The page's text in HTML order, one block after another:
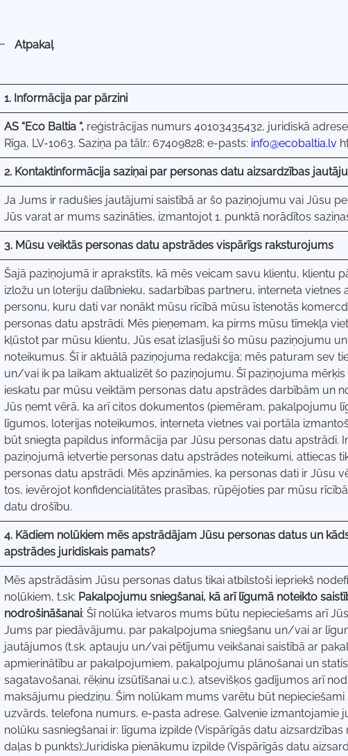
Atpakaļ
1. Informācija par pārzini
AS “Eco Baltia “, reģistrācijas numurs 40103435432, juridiskā
Rīga, LV-1063. Saziņa pa tālr.: 67409828; e-pasts: info@ecobaltia.lv
2. Kontaktinformācija saziņai par personas datu aizsardzības
Ja Jums ir radušies jautājumi saistībā ar šo paziņojumu vai Jūsu
Jūs varat ar mums sazināties, izmantojot 1. punktā norādītos
3. Mūsu veiktās personas datu apstrādes vispārīgs raksturojums
Šajā paziņojumā ir aprakstīts, kā mēs veicam savu klientu, klientu
izložu un loteriju dalībnieku, sadarbības partneru, interneta vietnes
personu, kuru dati var nonākt mūsu rīcībā mūsu īstenotās
personas datu apstrādi. Mēs pieņemam, ka pirms mūsu tīmekļa
kļūstot par mūsu klientu, Jūs esat izlasījuši šo mūsu paziņojumu
noteikumus. Šī ir aktuālā paziņojuma redakcija; mēs paturam sev
un/vai ik pa laikam aktualizēt šo paziņojumu. Šī paziņojuma
ieskatu par mūsu veiktām personas datu apstrādes darbībām un
Jūs ņemt vērā, ka arī citos dokumentos (piemēram, pakalpojumu
līgumos, loterijas noteikumos, interneta vietnes vai portāla
būt sniegta papildus informācija par Jūsu personas datu apstrādi.
paziņojumā ietvertie personas datu apstrādes noteikumi, attiecas
personas datu apstrādi. Mēs apzināmies, ka personas dati ir Jūsu
tos, ievērojot konfidencialitātes prasības, rūpējoties par mūsu
datu drošību.
4. Kādiem nolūkiem mēs apstrādājam Jūsu personas datus un
apstrādes juridiskais pamats?
Mēs apstrādāsim Jūsu personas datus tikai atbilstoši iepriekš
nolūkiem, t.sk: Pakalpojumu sniegšanai, kā arī līgumā noteikto
nodrošināšanai: Šī nolūka ietvaros mums būtu nepieciešams arī
Jums par piedāvājumu, par pakalpojuma sniegšanu un/vai ar
jautājumos (t.sk. aptauju un/vai pētījumu veikšanai saistībā ar
apmierinātību ar pakalpojumiem, pakalpojumu plānošanai un
sagatavošanai, rēķinu izsūtīšanai u.c.), atsevišķos gadījumos arī
maksājumu piedziņu. Šim nolūkam mums varētu būt nepieciešami
uzvārds, telefona numurs, e-pasta adrese. Galvenie izmantojamie
nolūku sasniegšanai ir: līguma izpilde (Vispārīgās datu aizsardzības
daļas b punkts);Juridiska pienākumu izpilde (Vispārīgās datu